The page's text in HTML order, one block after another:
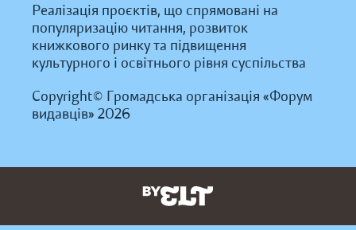
Реалізація проєктів, що спрямовані на
популяризацію читання, розвиток
книжкового ринку та підвищення
культурного і освітнього рівня суспільства
Copyright© Громадська організація «Форум
видавців» 2026